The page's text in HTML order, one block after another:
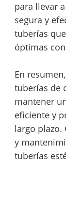
para llevar
segura y
tuberías
óptimas
En
tuberías de
mantener
eficiente y
largo plazo.
y
tuberías